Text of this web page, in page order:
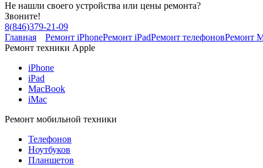
Не нашли своего устройства или цены ремонта?
Звоните!
8(846)379-21-09
Главная
Ремонт iPhoneРемонт iPadРемонт телефоновРемонт
Ремонт техники Apple
iPhone
iPad
MacBook
iMac
Ремонт мобильной техники
Телефонов
Ноутбуков
Планшетов